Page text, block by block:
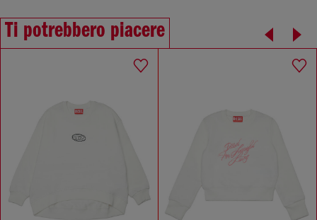
Ti potrebbero piacere